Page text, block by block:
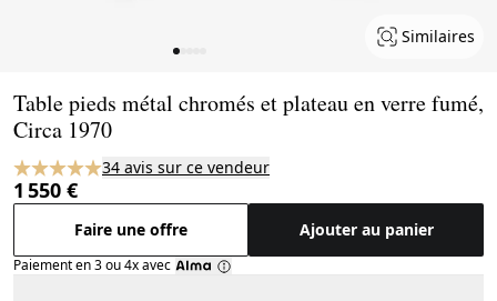
Similaires
Table pieds métal chromés et plateau en verre fumé,
Circa 1970
34 avis sur ce vendeur
1 550 €
Faire une offre Ajouter au panier
Paiement en 3 ou 4x avec